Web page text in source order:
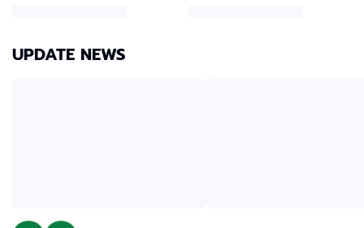
UPDATE NEWS